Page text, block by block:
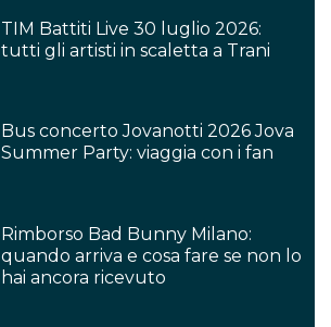
TIM Battiti Live 30 luglio 2026:
tutti gli artisti in scaletta a Trani
Bus concerto Jovanotti 2026 Jova
Summer Party: viaggia con i fan
Rimborso Bad Bunny Milano:
quando arriva e cosa fare se non lo
hai ancora ricevuto